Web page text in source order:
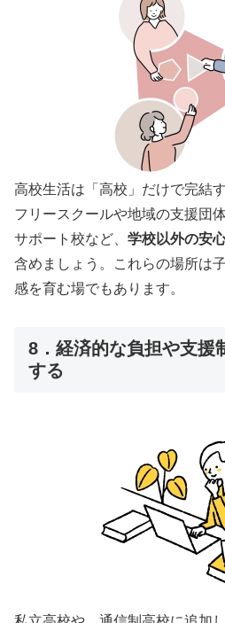
高校生活は「高校」だけで完結
フリースクールや地域の支援団
サポート校など、 学校以外の安
含めましょう。これらの場所は
感を育む場でもあります。
8．経済的な負担や支援
する